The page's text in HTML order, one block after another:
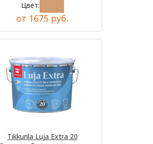
Цвет:
от 1675 руб.
Tikkurila Luja Extra 20